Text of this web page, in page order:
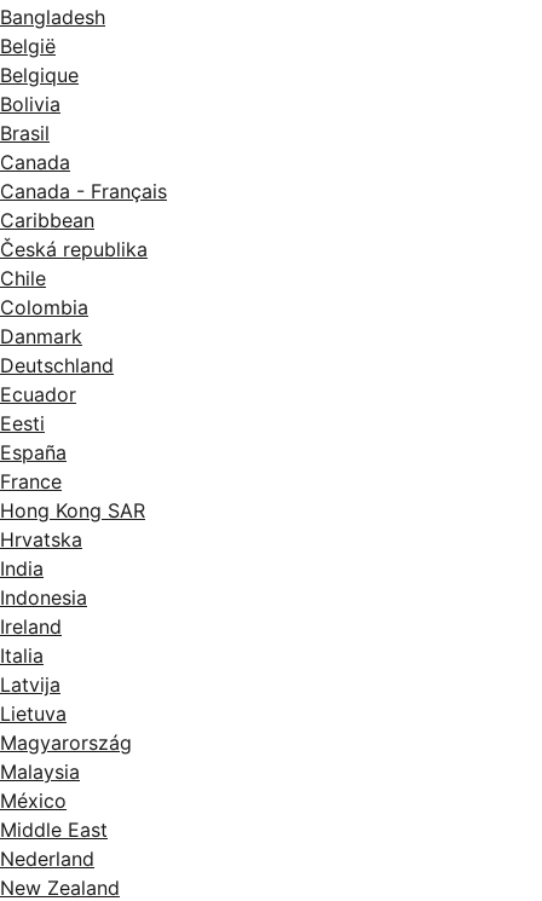
Bangladesh
België
Belgique
Bolivia
Brasil
Canada
Canada - Français
Caribbean
Česká republika
Chile
Colombia
Danmark
Deutschland
Ecuador
Eesti
España
France
Hong Kong SAR
Hrvatska
India
Indonesia
Ireland
Italia
Latvija
Lietuva
Magyarország
Malaysia
México
Middle East
Nederland
New Zealand